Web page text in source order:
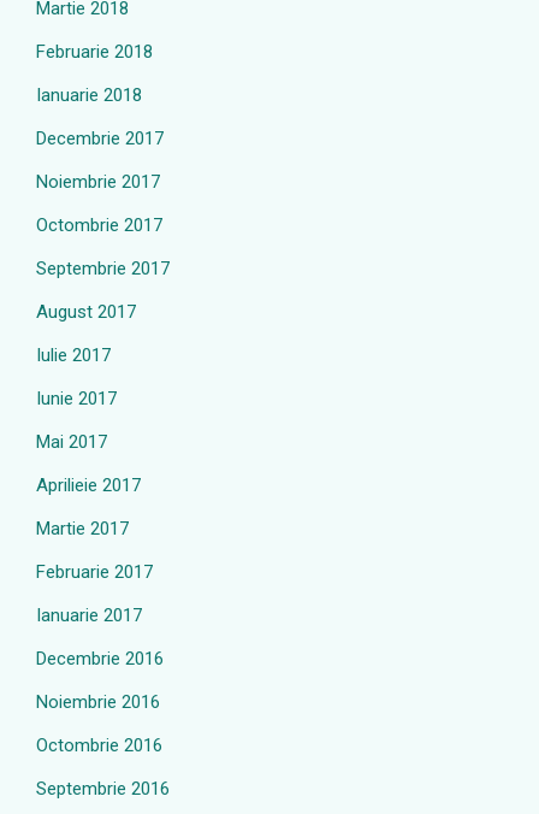
Martie 2018
Februarie 2018
Ianuarie 2018
Decembrie 2017
Noiembrie 2017
Octombrie 2017
Septembrie 2017
August 2017
Iulie 2017
Iunie 2017
Mai 2017
Aprilieie 2017
Martie 2017
Februarie 2017
Ianuarie 2017
Decembrie 2016
Noiembrie 2016
Octombrie 2016
Septembrie 2016